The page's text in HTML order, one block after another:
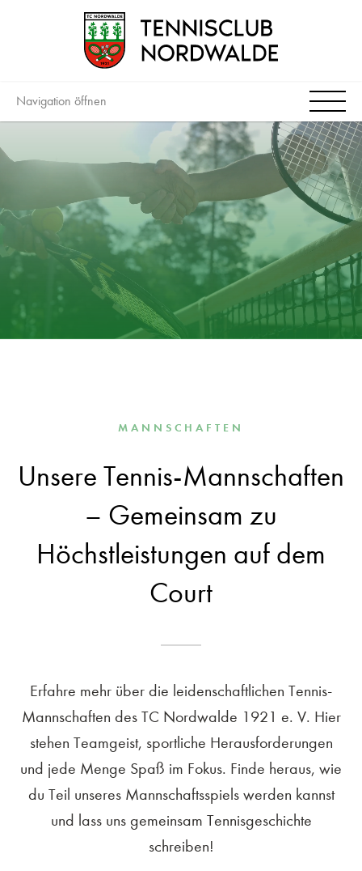
Navigation öffnen
MANNSCHAFTEN
Unsere Tennis-Mannschaften
– Gemeinsam zu
Höchstleistungen auf dem
Court
Erfahre mehr über die leidenschaftlichen Tennis-
Mannschaften des TC Nordwalde 1921 e. V. Hier
stehen Teamgeist, sportliche Herausforderungen
und jede Menge Spaß im Fokus. Finde heraus, wie
du Teil unseres Mannschaftsspiels werden kannst
und lass uns gemeinsam Tennisgeschichte
schreiben!